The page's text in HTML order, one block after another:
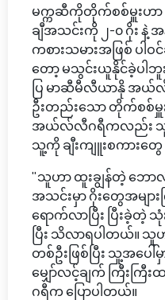
မက္ကဆီကိုတိုက်စစ်မှူးဟာ
ချီအသင်းကို ၂-၀ ဂိုး နဲ့
ကစားသမားအဖြစ် ပါဝင်
တော့ မသွင်းယူနိုင်ခဲ့ပါဘူ
ပြ မာဆီမီလီယာနို အ
ဦးတည်းသော တိုက်စစ်မှူ
အယ်လ်လီဂရီကလည်း
သူ့ကို ချီးကျူးစကားတွေ
"သူဟာ ထူးချွန်တဲ့ ဘော
အသင်းမှာ ဂိုးတွေအမျာ
ရောက်လာပြီး ပြီးခဲ့
ပြီး သိလာရပါတယ်။ သူ
တစ်ဦးဖြစ်ပြီး သူ့အပေ
မျှော်လင့်ချက် ကြီးက
ဂရီက ပြောပါတယ်။